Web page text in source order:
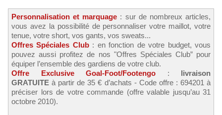
Personnalisation et marquage : sur de nombreux articles,
vous avez la possibilité de personnaliser votre maillot, votre
tenue, votre short, vos gants, vos sweats...
Offres Spéciales Club: en fonction de votre budget, vous
pouvez aussi profitez de nos "Offres Spéciales Club” pour
équiper l’ensemble des gardiens de votre club.
Offre Exclusive Goal-Foot/Footengo : livraison
GRATUITE à partir de 35 € d’achats - Code offre : 694201 à
préciser lors de votre commande (offre valable jusqu’au 31
octobre 2010).